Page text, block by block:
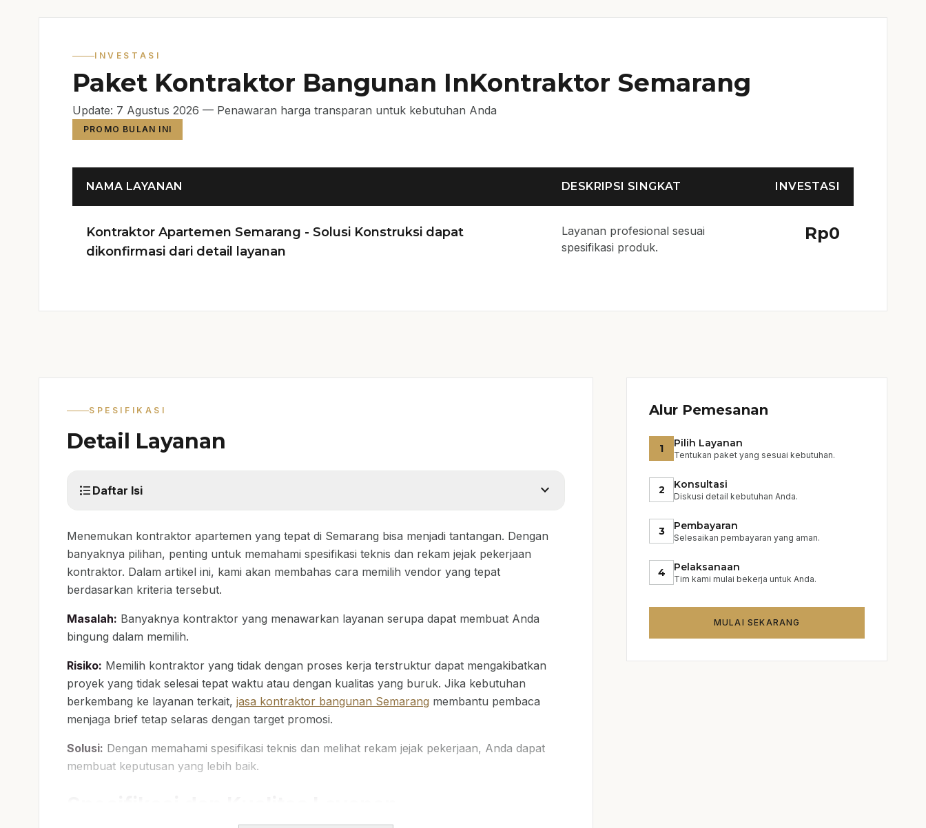
INVESTASI
Paket Kontraktor Bangunan InKontraktor Semarang
Update: 7 Agustus 2026 — Penawaran harga transparan untuk kebutuhan Anda
PROMO BULAN INI
NAMA LAYANAN DESKRIPSI SINGKAT INVESTASI
Kontraktor Apartemen Semarang - Solusi Konstruksi dapat
dikonfirmasi dari detail layanan
Layanan profesional sesuai
spesifikasi produk.
Rp0
SPESIFIKASI
Detail Layanan
format_list_bulleted Daftar Isi expand_more
Menemukan kontraktor apartemen yang tepat di Semarang bisa menjadi tantangan. Dengan
banyaknya pilihan, penting untuk memahami spesifikasi teknis dan rekam jejak pekerjaan
kontraktor. Dalam artikel ini, kami akan membahas cara memilih vendor yang tepat
berdasarkan kriteria tersebut.
Masalah: Banyaknya kontraktor yang menawarkan layanan serupa dapat membuat Anda
bingung dalam memilih.
Risiko: Memilih kontraktor yang tidak dengan proses kerja terstruktur dapat mengakibatkan
proyek yang tidak selesai tepat waktu atau dengan kualitas yang buruk. Jika kebutuhan
berkembang ke layanan terkait, jasa kontraktor bangunan Semarang membantu pembaca
menjaga brief tetap selaras dengan target promosi.
Solusi: Dengan memahami spesifikasi teknis dan melihat rekam jejak pekerjaan, Anda dapat
membuat keputusan yang lebih baik.
Alur Pemesanan
1 Pilih Layanan
Tentukan paket yang sesuai kebutuhan.
2 Konsultasi
Diskusi detail kebutuhan Anda.
3 Pembayaran
Selesaikan pembayaran yang aman.
4 Pelaksanaan
Tim kami mulai bekerja untuk Anda.
MULAI SEKARANG